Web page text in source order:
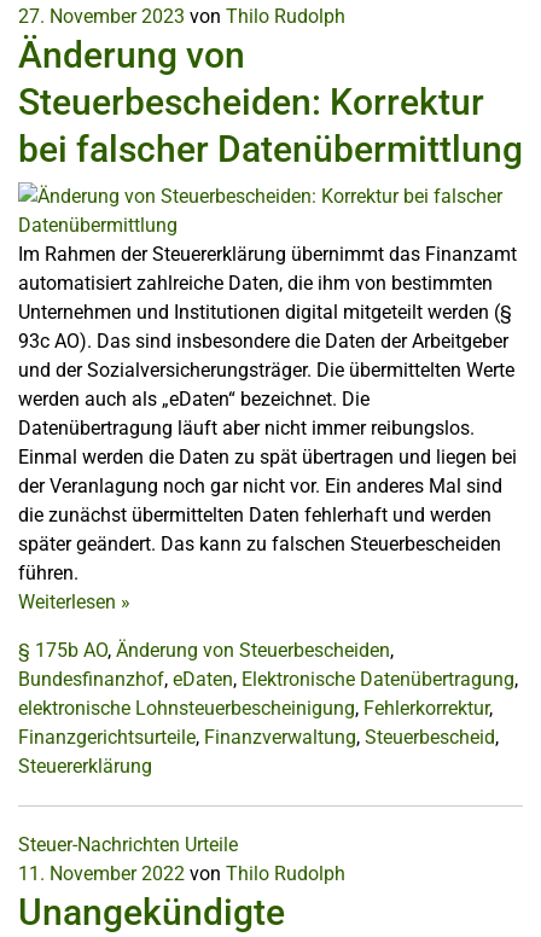
27. November 2023 von Thilo Rudolph
Änderung von
Steuerbescheiden: Korrektur
bei falscher Datenübermittlung
Im Rahmen der Steuererklärung übernimmt das Finanzamt
automatisiert zahlreiche Daten, die ihm von bestimmten
Unternehmen und Institutionen digital mitgeteilt werden (§
93c AO). Das sind insbesondere die Daten der Arbeitgeber
und der Sozialversicherungsträger. Die übermittelten Werte
werden auch als „eDaten“ bezeichnet. Die
Datenübertragung läuft aber nicht immer reibungslos.
Einmal werden die Daten zu spät übertragen und liegen bei
der Veranlagung noch gar nicht vor. Ein anderes Mal sind
die zunächst übermittelten Daten fehlerhaft und werden
später geändert. Das kann zu falschen Steuerbescheiden
führen.
Weiterlesen »
§ 175b AO, Änderung von Steuerbescheiden,
Bundesfinanzhof, eDaten, Elektronische Datenübertragung,
elektronische Lohnsteuerbescheinigung, Fehlerkorrektur,
Finanzgerichtsurteile, Finanzverwaltung, Steuerbescheid,
Steuererklärung
Steuer-Nachrichten Urteile
11. November 2022 von Thilo Rudolph
Unangekündigte